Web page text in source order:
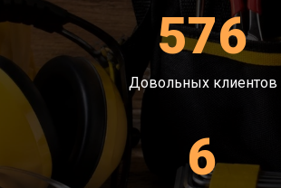
576
Довольных клиентов
6